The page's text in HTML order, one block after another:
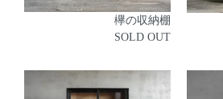
欅の収納棚
SOLD OUT